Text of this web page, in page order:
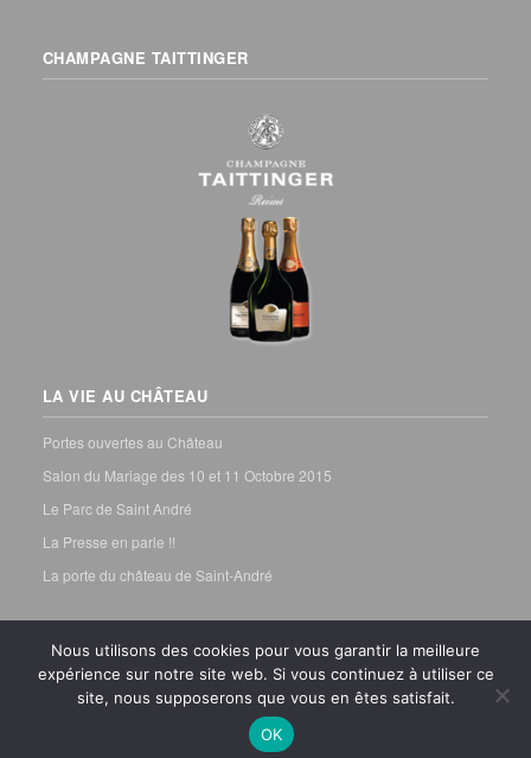
CHAMPAGNE TAITTINGER
LA VIE AU CHÂTEAU
Portes ouvertes au Château
Salon du Mariage des 10 et 11 Octobre 2015
Le Parc de Saint André
La Presse en parle !!
La porte du château de Saint-André
Mentions légales
Nous utilisons des cookies pour vous garantir la meilleure
expérience sur notre site web. Si vous continuez à utiliser ce
site, nous supposerons que vous en êtes satisfait.
OK